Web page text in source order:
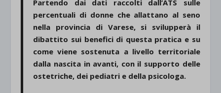
Partendo dai dati raccolti dall’ATS sulle
percentuali di donne che allattano al seno
nella provincia di Varese, si svilupperà il
dibattito sui benefici di questa pratica e su
come viene sostenuta a livello territoriale
dalla nascita in avanti, con il supporto delle
ostetriche, dei pediatri e della psicologa.